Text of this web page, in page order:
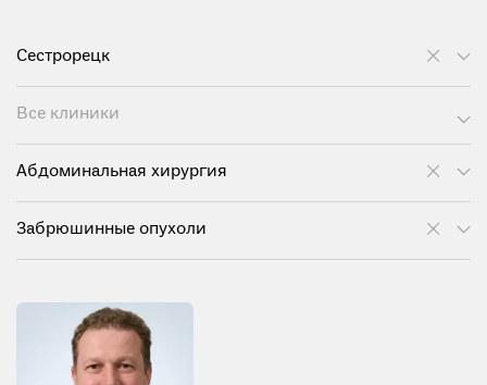
Сестрорецк
Все клиники
Абдоминальная хирургия
Забрюшинные опухоли